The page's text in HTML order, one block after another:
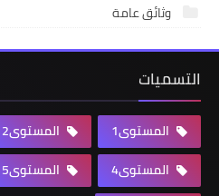
وثائق عامة
التسميات
المستوى1 المستوى2
المستوى4
المستوى5